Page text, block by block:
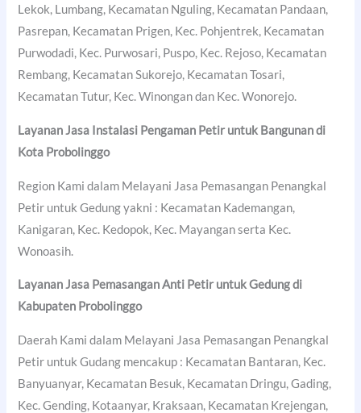
Lekok, Lumbang, Kecamatan Nguling, Kecamatan Pandaan,
Pasrepan, Kecamatan Prigen, Kec. Pohjentrek, Kecamatan
Purwodadi, Kec. Purwosari, Puspo, Kec. Rejoso, Kecamatan
Rembang, Kecamatan Sukorejo, Kecamatan Tosari,
Kecamatan Tutur, Kec. Winongan dan Kec. Wonorejo.
Layanan Jasa Instalasi Pengaman Petir untuk Bangunan di
Kota Probolinggo
Region Kami dalam Melayani Jasa Pemasangan Penangkal
Petir untuk Gedung yakni : Kecamatan Kademangan,
Kanigaran, Kec. Kedopok, Kec. Mayangan serta Kec.
Wonoasih.
Layanan Jasa Pemasangan Anti Petir untuk Gedung di
Kabupaten Probolinggo
Daerah Kami dalam Melayani Jasa Pemasangan Penangkal
Petir untuk Gudang mencakup : Kecamatan Bantaran, Kec.
Banyuanyar, Kecamatan Besuk, Kecamatan Dringu, Gading,
Kec. Gending, Kotaanyar, Kraksaan, Kecamatan Krejengan,